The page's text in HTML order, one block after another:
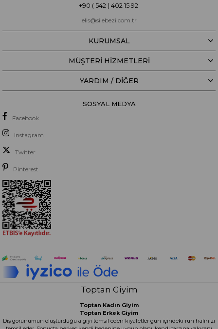
+90 ( 542 ) 402 15 92
elis@silebezi.com.tr
KURUMSAL
MÜŞTERİ HİZMETLERİ
YARDIM / DIĞER
SOSYAL MEDYA
Facebook
Instagram
Twitter
Pinterest
Toptan Giyim
Toptan Kadın Giyim
Toptan Erkek Giyim
Dış görünümün oluşturduğu algıyı temsil eden kıyafetler gün içindeki ruh halinizi